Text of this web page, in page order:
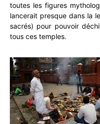
toutes les figures
lancerait presque dans la
sacrés) pour pouvoir
tous ces temples.